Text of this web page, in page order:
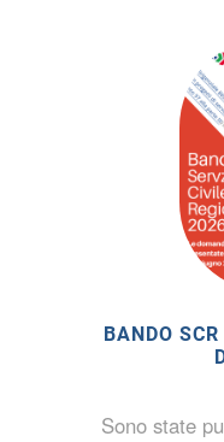
BANDO
Sono state